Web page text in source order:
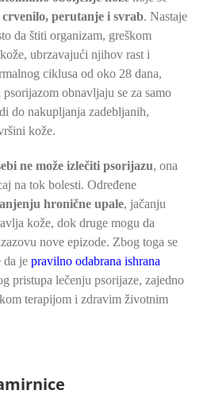
perutanje i svrab. Nastaje
da štiti organizam, greškom
ubrzavajući njihov rast i
ciklusa od oko 28 dana,
obnavljaju se za samo
do nakupljanja zadebljanih,
kože.
ne može izlečiti psorijazu, ona
na tok bolesti. Određene
hronične upale, jačanju
kože, dok druge mogu da
nove epizode. Zbog toga se
da je pravilno odabrana ishrana
pristupa lečenju psorijaze, zajedno
terapijom i zdravim životnim